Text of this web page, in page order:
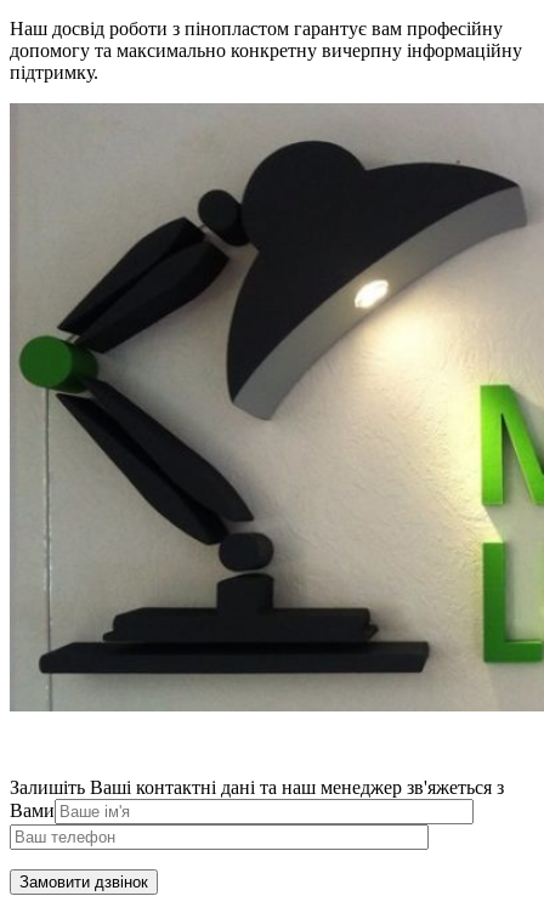
Наш досвід роботи з пінопластом гарантує вам професійну
допомогу та максимально конкретну вичерпну інформаційну
підтримку.
Залишіть Ваші контактні дані та наш менеджер зв'яжеться з
Вами